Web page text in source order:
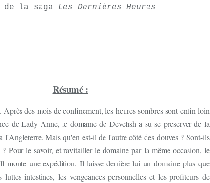
de la saga Les Dernières Heures
Résumé :
Après des mois de confinement, les heures sombres sont enfin loin
de Lady Anne, le domaine de Develish a su se préserver de la
l'Angleterre. Mais qu'en est-il de l'autre côté des douves ? Sont-ils
? Pour le savoir, et ravitailler le domaine par la même occasion, le
monte une expédition. Il laisse derrière lui un domaine plus que
luttes intestines, les vengeances personnelles et les profiteurs de